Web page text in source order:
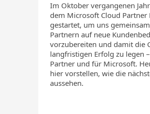
Im Oktober vergangenen
dem Microsoft Cloud Partner
gestartet, um uns
Partnern auf neue
vorzubereiten und damit die
langfristigen Erfolg zu legen
Partner und für Microsoft.
hier vorstellen, wie die
aussehen.